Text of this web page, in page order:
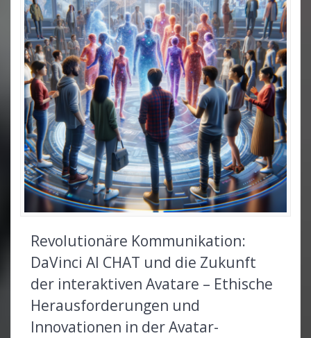
Revolutionäre Kommunikation:
DaVinci AI CHAT und die Zukunft
der interaktiven Avatare – Ethische
Herausforderungen und
Innovationen in der Avatar-